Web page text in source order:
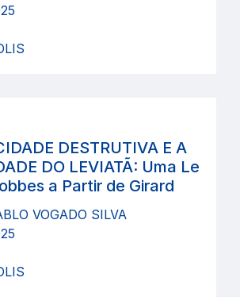
DESTRUTIVA E A
DO LEVIATÃ: Uma Le
a Partir de Girard
VOGADO SILVA